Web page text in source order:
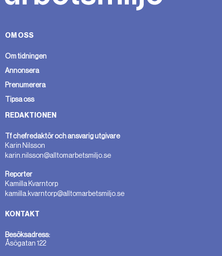
OM OSS
Om tidningen
Annonsera
Prenumerera
Tipsa oss
REDAKTIONEN
Tf chefredaktör och ansvarig utgivare
Karin Nilsson
karin.nilsson@alltomarbetsmiljo.se
Reporter
Kamilla Kvarntorp
kamilla.kvarntorp@alltomarbetsmiljo.se
KONTAKT
Besöksadress:
Åsögatan 122